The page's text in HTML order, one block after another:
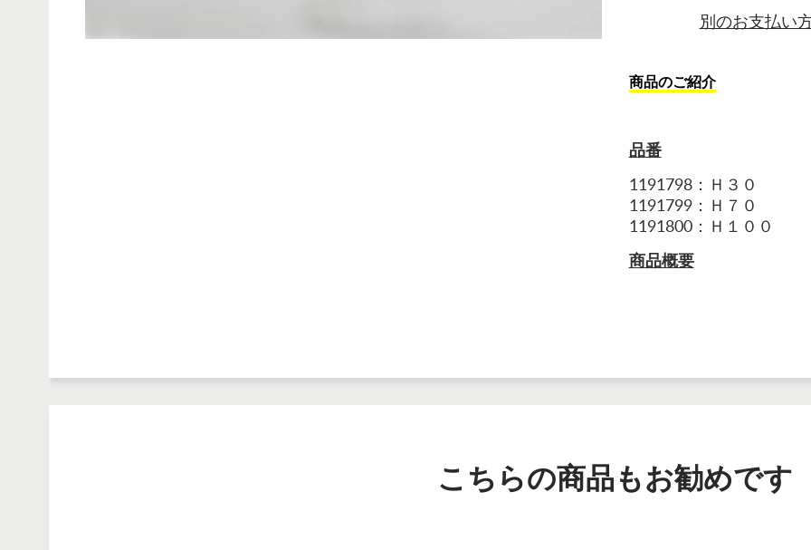
別のお支払い
商品のご紹介
品番
1191798：Ｈ３０
1191799：Ｈ７０
1191800： Ｈ１００
商品概要
こちらの商品もお勧めです